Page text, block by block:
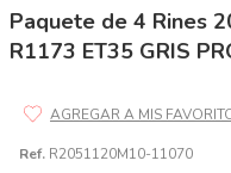
Paquete de 4 Rines
R1173 ET35 GRIS
Ref. R2051120M10-11070